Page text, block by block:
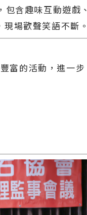
含趣味互動遊戲、
場歡聲笑語不斷。
富的活動，進一步